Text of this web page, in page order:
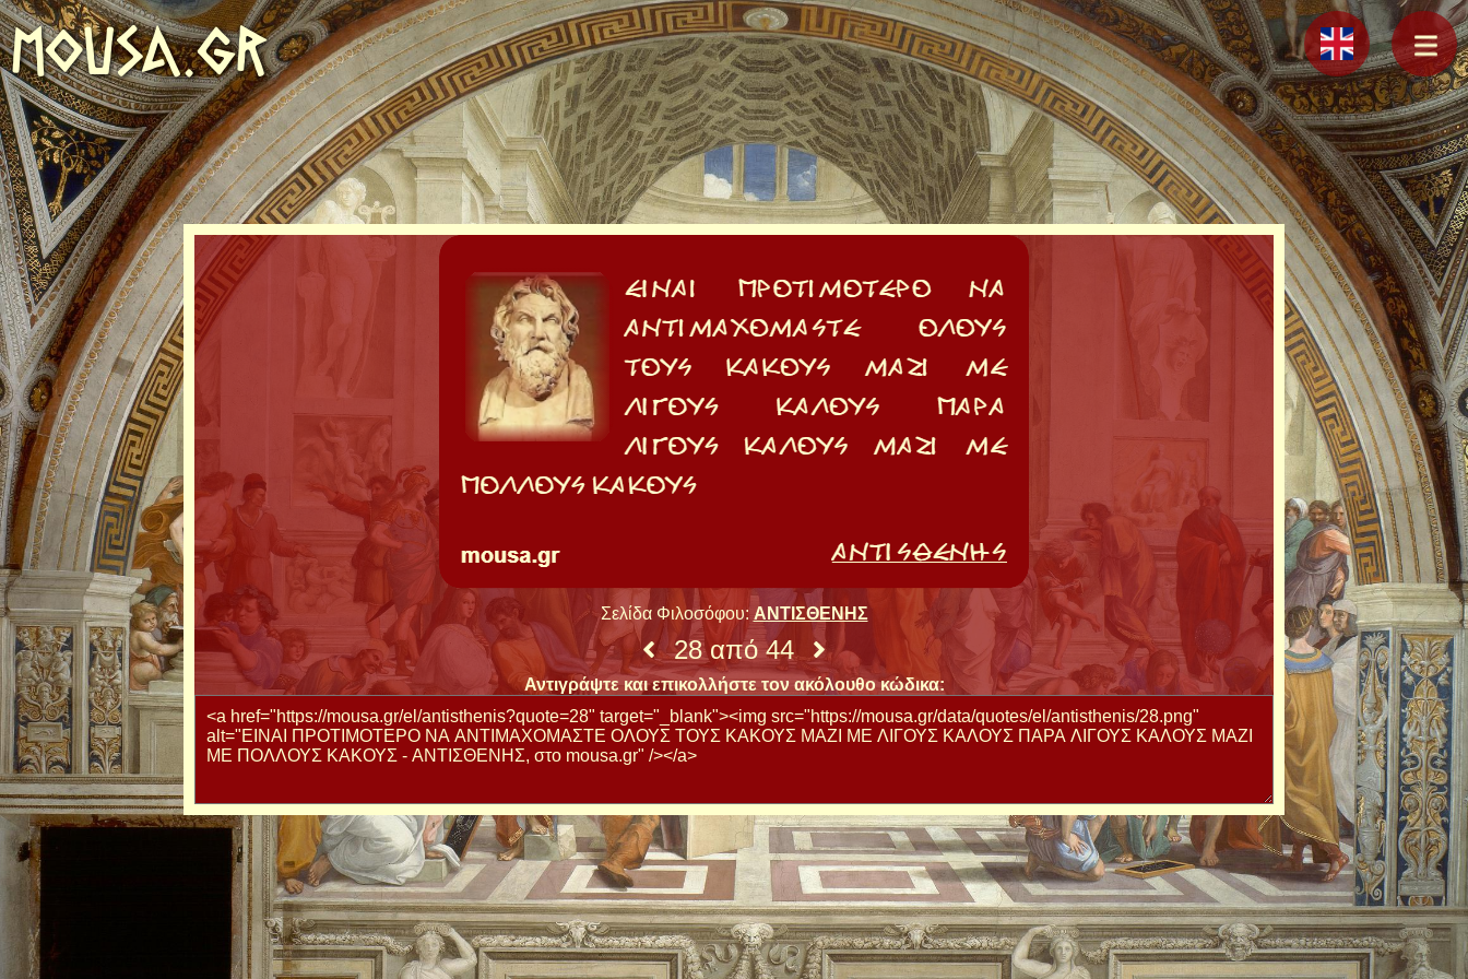
MOUSA.GR
Σελίδα Φιλοσόφου: ΑΝΤΙΣΘΕΝΗΣ
28 από 44
Αντιγράψτε και επικολλήστε τον ακόλουθο κώδικα: